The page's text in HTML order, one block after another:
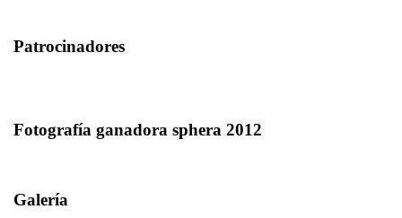
Patrocinadores
Fotografía ganadora sphera 2012
Galería